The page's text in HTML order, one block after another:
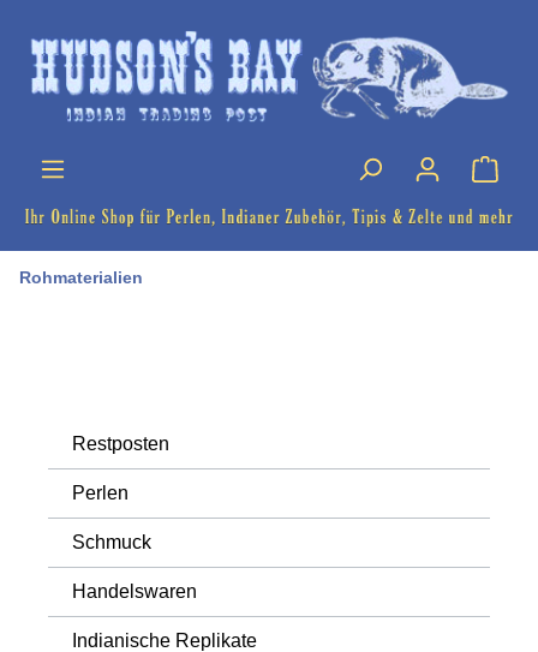
Rohmaterialien
Restposten
Perlen
Schmuck
Handelswaren
Indianische Replikate